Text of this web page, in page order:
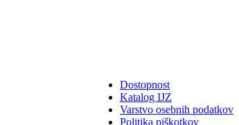
Dostopnost
Katalog IJZ
Varstvo osebnih podatkov
Politika piškotkov